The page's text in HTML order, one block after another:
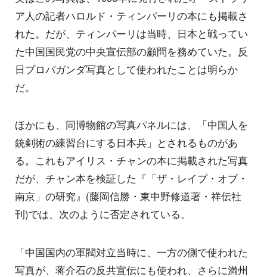
ア人の記者ハロルド・ティンパーリの本にも掲載さ
れた。だが、ティンパーリは当時、日本と戦ってい
た中国国民党の中央宣伝部の顧問を務めていた。反
日プロパガンダ写真として使われたことは明らか
だ。
ほかにも、同博物館の写真パネルには、「中国人を
銃剣術の練習台にする日本兵」とされるものがあ
る。これもアイリス・チャンの本に掲載された写真
だが、チャン本を検証した『「ザ・レイプ・オブ・
南京」の研究』(藤岡信勝・東中野修道著・祥伝社
刊)では、次のように否定されている。
「中国国内の軍閥対立当時に、一方の側で使われた
写真が、蒋介石の反共宣伝にも使われ、さらに満州